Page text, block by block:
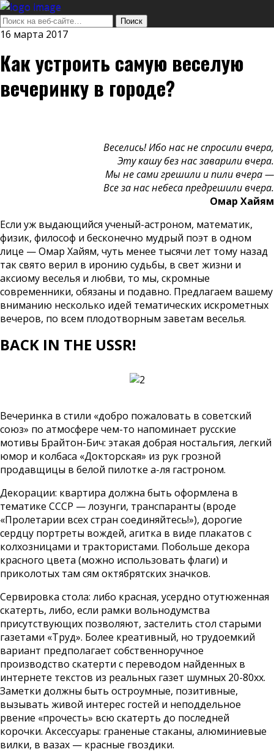
16 марта 2017
Как устроить самую веселую
вечеринку в городе?
Веселись! Ибо нас не спросили вчера,
Эту кашу без нас заварили вчера.
Мы не сами грешили и пили вчера —
Все за нас небеса предрешили вчера.
Омар Хайям
Если уж выдающийся ученый-астроном, математик,
физик, философ и бесконечно мудрый поэт в одном
лице — Омар Хайям, чуть менее тысячи лет тому назад
так свято верил в иронию судьбы, в свет жизни и
аксиому веселья и любви, то мы, скромные
современники, обязаны и подавно. Предлагаем вашему
вниманию несколько идей тематических искрометных
вечеров, по всем плодотворным заветам веселья.
BACK IN THE USSR!
Вечеринка в стили «добро пожаловать в советский
союз» по атмосфере чем-то напоминает русские
мотивы Брайтон-Бич: этакая добрая ностальгия, легкий
юмор и колбаса «Докторская» из рук грозной
продавщицы в белой пилотке а-ля гастроном.
Декорации: квартира должна быть оформлена в
тематике СССР — лозунги, транспаранты (вроде
«Пролетарии всех стран соединяйтесь!»), дорогие
сердцу портреты вождей, агитка в виде плакатов с
колхозницами и трактористами. Побольше декора
красного цвета (можно использовать флаги) и
приколотых там сям октябрятских значков.
Сервировка стола: либо красная, усердно отутюженная
скатерть, либо, если рамки вольнодумства
присутствующих позволяют, застелить стол старыми
газетами «Труд». Более креативный, но трудоемкий
вариант предполагает собственноручное
производство скатерти с переводом найденных в
интернете текстов из реальных газет шумных 20-80хх.
Заметки должны быть остроумные, позитивные,
вызывать живой интерес гостей и неподдельное
рвение «прочесть» всю скатерть до последней
корочки. Аксессуары: граненые стаканы, алюминиевые
вилки, в вазах — красные гвоздики.